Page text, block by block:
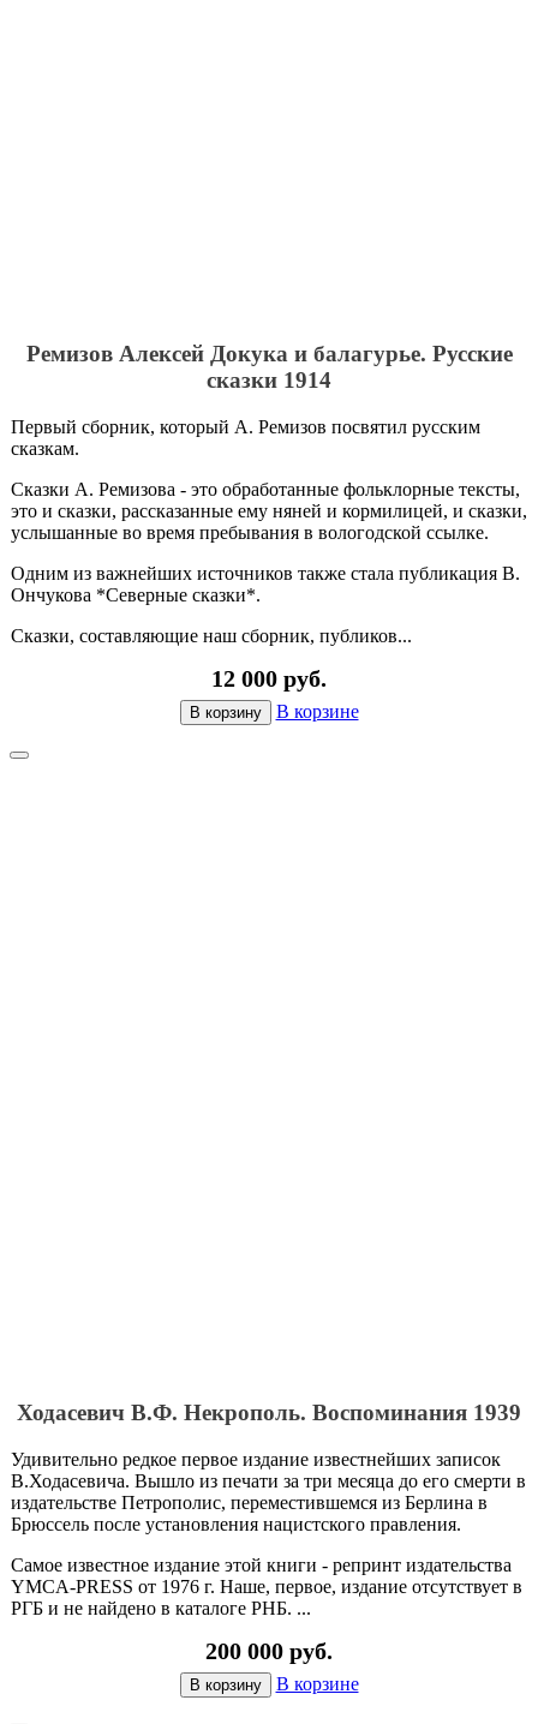
Ремизов Алексей Докука и балагурье. Русские
сказки 1914
Первый сборник, который А. Ремизов посвятил русским
сказкам.
Сказки А. Ремизова - это обработанные фольклорные тексты,
это и сказки, рассказанные ему няней и кормилицей, и сказки,
услышанные во время пребывания в вологодской ссылке.
Одним из важнейших источников также стала публикация В.
Ончукова *Северные сказки*.
Сказки, составляющие наш сборник, публиков...
12 000 руб.
В корзину В корзине
Ходасевич В.Ф. Некрополь. Воспоминания 1939
Удивительно редкое первое издание известнейших записок
В.Ходасевича. Вышло из печати за три месяца до его смерти в
издательстве Петрополис, переместившемся из Берлина в
Брюссель после установления нацистского правления.
Самое известное издание этой книги - репринт издательства
YMCA-PRESS от 1976 г. Наше, первое, издание отсутствует в
РГБ и не найдено в каталоге РНБ. ...
200 000 руб.
В корзину В корзине